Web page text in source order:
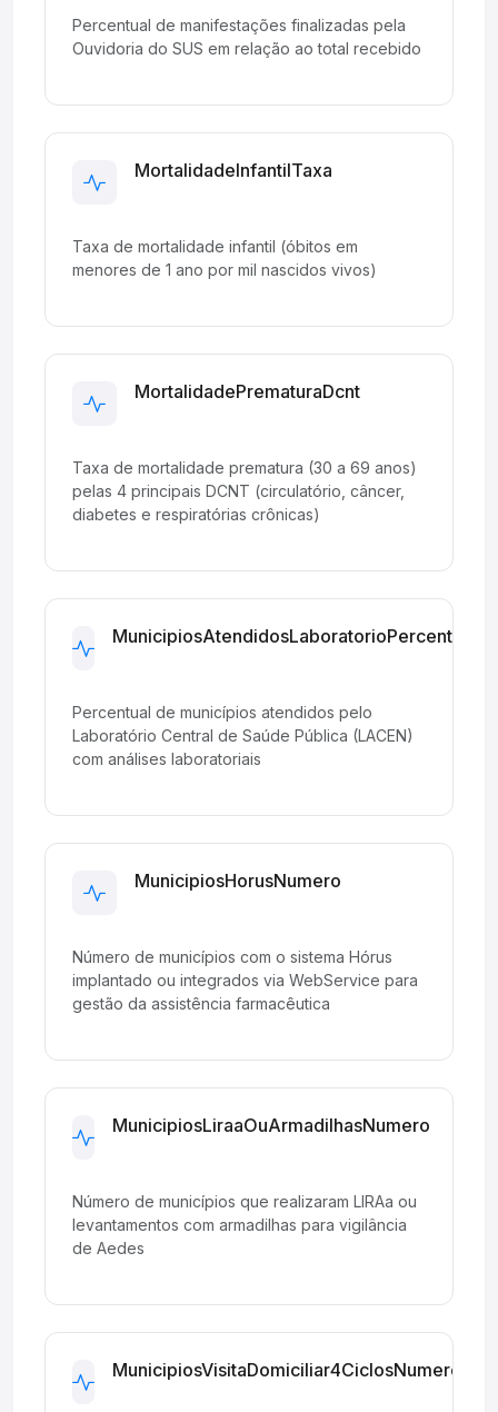
Percentual de manifestações finalizadas pela
Ouvidoria do SUS em relação ao total recebido
MortalidadeInfantilTaxa
Taxa de mortalidade infantil (óbitos em
menores de 1 ano por mil nascidos vivos)
MortalidadePrematuraDcnt
Taxa de mortalidade prematura (30 a 69 anos)
pelas 4 principais DCNT (circulatório, câncer,
diabetes e respiratórias crônicas)
MunicipiosAtendidosLaboratorioPercentual
Percentual de municípios atendidos pelo
Laboratório Central de Saúde Pública (LACEN)
com análises laboratoriais
MunicipiosHorusNumero
Número de municípios com o sistema Hórus
implantado ou integrados via WebService para
gestão da assistência farmacêutica
MunicipiosLiraaOuArmadilhasNumero
Número de municípios que realizaram LIRAa ou
levantamentos com armadilhas para vigilância
de Aedes
MunicipiosVisitaDomiciliar4CiclosNumero